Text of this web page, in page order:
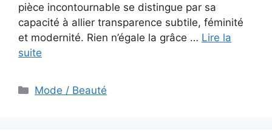
pièce incontournable se distingue par sa
capacité à allier transparence subtile, féminité
et modernité. Rien n’égale la grâce … Lire la
suite
Catégories
Mode / Beauté